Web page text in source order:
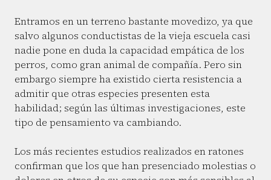
Entramos en un terreno bastante movedizo, ya que
salvo algunos conductistas de la vieja escuela casi
nadie pone en duda la capacidad empática de los
perros, como gran animal de compañía. Pero sin
embargo siempre ha existido cierta resistencia a
admitir que otras especies presenten esta
habilidad; según las últimas investigaciones, este
tipo de pensamiento va cambiando.
Los más recientes estudios realizados en ratones
confirman que los que han presenciado molestias o